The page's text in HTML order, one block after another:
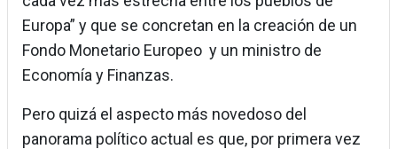
Europa” y que se concretan en la creación de un
Fondo Monetario Europeo y un ministro de
Economía y Finanzas.
Pero quizá el aspecto más novedoso del
panorama político actual es que, por primera vez